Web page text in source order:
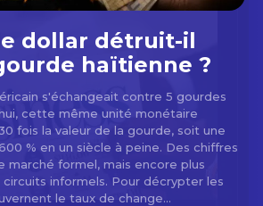
dollar détruit-il
haïtienne ?
s'échangeait contre 5 gourdes
cette même unité monétaire
fois la valeur de la gourde, soit une
% en un siècle à peine. Des chiffres
marché formel, mais encore plus
informels. Pour décrypter les
le taux de change...